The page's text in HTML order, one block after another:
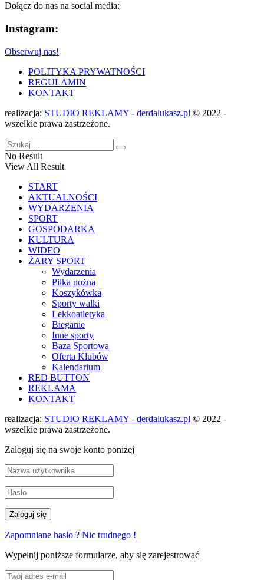
Dołącz do nas na social media:
Instagram:
Obserwuj nas!
POLITYKA PRYWATNOŚCI
REGULAMIN
KONTAKT
realizacja: STUDIO REKLAMY - derdalukasz.pl © 2022 -
wszelkie prawa zastrzeżone.
No Result
View All Result
START
AKTUALNOŚCI
WYDARZENIA
SPORT
GOSPODARKA
KULTURA
WIDEO
ŻARY SPORT
Wydarzenia
Piłka nożna
Koszykówka
Sporty walki
Lekkoatletyka
Bieganie
Inne sporty
Baza Sportowa
Oferta Klubów
Kalendarium
RED BUTTON
REKLAMA
KONTAKT
realizacja: STUDIO REKLAMY - derdalukasz.pl © 2022 -
wszelkie prawa zastrzeżone.
Zaloguj się na swoje konto poniżej
Zapomniane hasło ? Nic trudnego !
Wypełnij poniższe formularze, aby się zarejestrować